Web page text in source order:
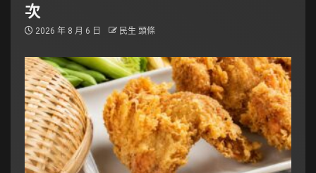
次
2026 年 8 月 6 日 民生 頭條